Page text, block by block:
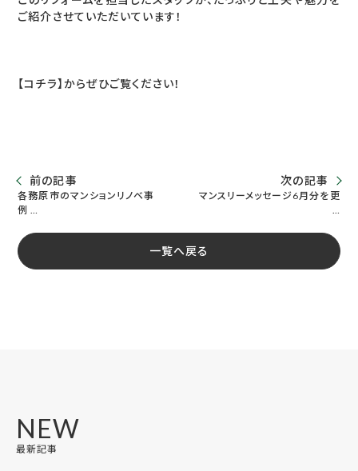
ご紹介させていただいています！
【コチラ】 からぜひご覧ください！
前の記事
各務原市のマンションリノベ事
例 …
一覧へ戻る
次の記事
マンスリーメッセージ6月分を更
…
NEW
最新記事